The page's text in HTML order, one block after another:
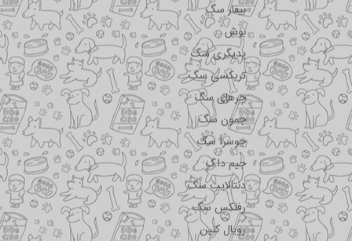
بیفار سگ
بوش
پدیگری سگ
تریکسی سگ
جرهای سگ
جمون سگ
جوسرا سگ
جیم داگ
دنتالایت سگ
رفلکس سگ
رویال کنین